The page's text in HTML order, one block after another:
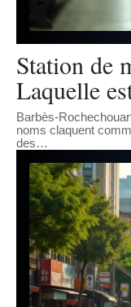
Station de
Laquelle
Barbès-
noms claquent
des…